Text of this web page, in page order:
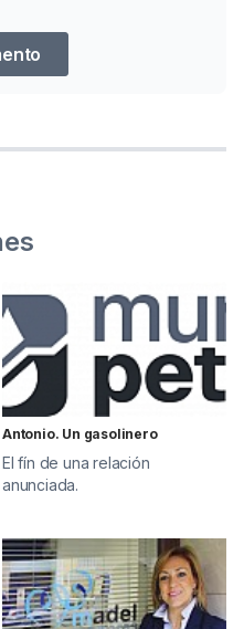
Antonio. Un gasolinero
El fín de una relación
anunciada.